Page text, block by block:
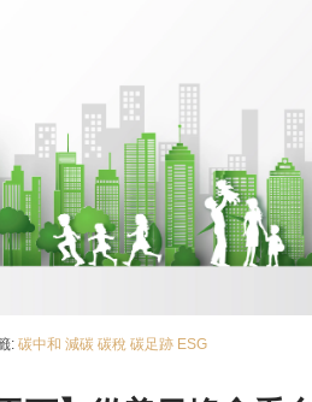
: 碳中和 減碳 碳稅 碳足跡 ESG